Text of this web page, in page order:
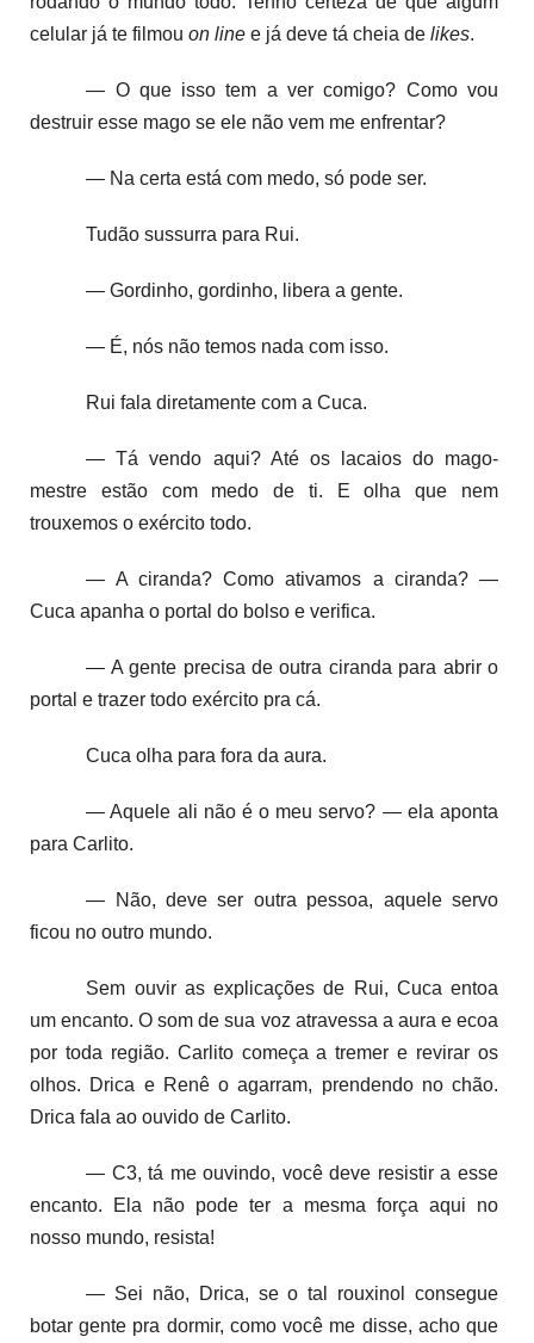
celular já te filmou on line e já deve tá cheia de likes.
— O que isso tem a ver comigo? Como vou
destruir esse mago se ele não vem me enfrentar?
— Na certa está com medo, só pode ser.
Tudão sussurra para Rui.
— Gordinho, gordinho, libera a gente.
— É, nós não temos nada com isso.
Rui fala diretamente com a Cuca.
— Tá vendo aqui? Até os lacaios do mago-
mestre estão com medo de ti. E olha que nem
trouxemos o exército todo.
— A ciranda? Como ativamos a ciranda? —
Cuca apanha o portal do bolso e verifica.
— A gente precisa de outra ciranda para abrir o
portal e trazer todo exército pra cá.
Cuca olha para fora da aura.
— Aquele ali não é o meu servo? — ela aponta
para Carlito.
— Não, deve ser outra pessoa, aquele servo
ficou no outro mundo.
Sem ouvir as explicações de Rui, Cuca entoa
um encanto. O som de sua voz atravessa a aura e ecoa
por toda região. Carlito começa a tremer e revirar os
olhos. Drica e Renê o agarram, prendendo no chão.
Drica fala ao ouvido de Carlito.
— C3, tá me ouvindo, você deve resistir a esse
encanto. Ela não pode ter a mesma força aqui no
nosso mundo, resista!
— Sei não, Drica, se o tal rouxinol consegue
botar gente pra dormir, como você me disse, acho que